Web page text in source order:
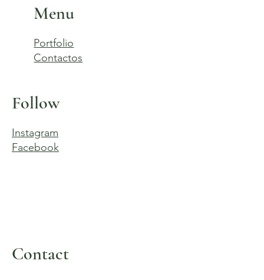
Menu
Portfolio
Contactos
Follow
Instagram
Facebook
Contact